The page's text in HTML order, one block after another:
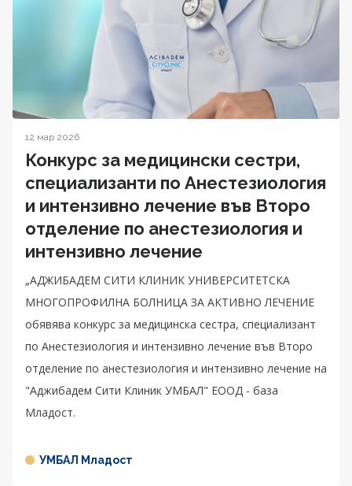
12 мар 2026
Конкурс за медицински сестри,
специализанти по Анестезиология
и интензивно лечение във Второ
отделение по анестезиология и
интензивно лечение
„АДЖИБАДЕМ СИТИ КЛИНИК УНИВЕРСИТЕТСКА
МНОГОПРОФИЛНА БОЛНИЦА ЗА АКТИВНО ЛЕЧЕНИЕ
обявява конкурс за медицинска сестра, специализант
по Анестезиология и интензивно лечение във Второ
отделение по анестезиология и интензивно лечение на
"Аджибадем Сити Клиник УМБАЛ" ЕООД - база
Младост.
УМБАЛ Младост